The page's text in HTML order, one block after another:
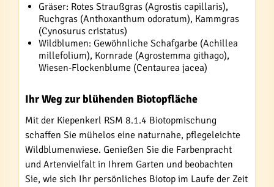
Gräser: Rotes Straußgras (Agrostis capillaris),
Ruchgras (Anthoxanthum odoratum), Kammgras
(Cynosurus cristatus)
Wildblumen: Gewöhnliche Schafgarbe (Achillea
millefolium), Kornrade (Agrostemma githago),
Wiesen-Flockenblume (Centaurea jacea)
Ihr Weg zur blühenden Biotopfläche
Mit der Kiepenkerl RSM 8.1.4 Biotopmischung
schaffen Sie mühelos eine naturnahe, pflegeleichte
Wildblumenwiese. Genießen Sie die Farbenpracht
und Artenvielfalt in Ihrem Garten und beobachten
Sie, wie sich Ihr persönliches Biotop im Laufe der Zeit